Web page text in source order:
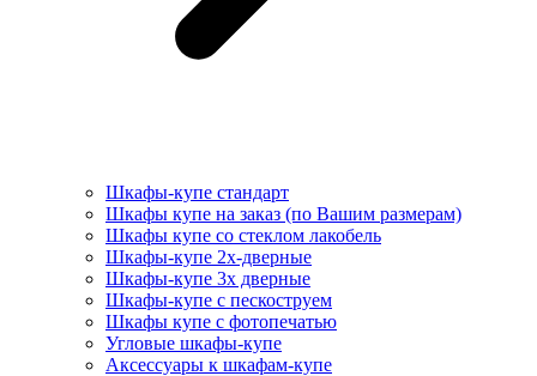
Шкафы-купе стандарт
Шкафы купе на заказ (по Вашим размерам)
Шкафы купе со стеклом лакобель
Шкафы-купе 2х-дверные
Шкафы-купе 3х дверные
Шкафы-купе с пескоструем
Шкафы купе с фотопечатью
Угловые шкафы-купе
Аксессуары к шкафам-купе